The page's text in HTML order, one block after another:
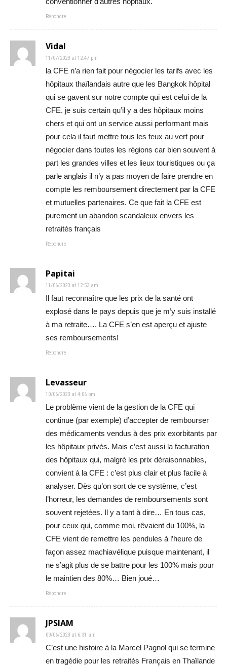
Répondre
Vidal
11/07/2023 at 12:47 pm
la CFE n’a rien fait pour négocier les tarifs avec les
hôpitaux thaïlandais autre que les Bangkok hôpital
qui se gavent sur notre compte qui est celui de la
CFE. je suis certain qu’il y a des hôpitaux moins
chers et qui ont un service aussi performant mais
pour cela il faut mettre tous les feux au vert pour
négocier dans toutes les régions car bien souvent à
part les grandes villes et les lieux touristiques ou ça
parle anglais il n’y a pas moyen de faire prendre en
compte les remboursement directement par la CFE
et mutuelles partenaires. Ce que fait la CFE est
purement un abandon scandaleux envers les
retraités français
Répondre
Papitai
11/06/2023 at 12:53 am
Il faut reconnaître que les prix de la santé ont
explosé dans le pays depuis que je m’y suis installé
à ma retraite…. La CFE s’en est aperçu et ajuste
ses remboursements!
Répondre
Levasseur
10/06/2023 at 4:06 pm
Le problème vient de la gestion de la CFE qui
continue (par exemple) d’accepter de rembourser
des médicaments vendus à des prix exorbitants par
les hôpitaux privés. Mais c’est aussi la facturation
des hôpitaux qui, malgré les prix déraisonnables,
convient à la CFE : c’est plus clair et plus facile à
analyser. Dès qu’on sort de ce système, c’est
l’horreur, les demandes de remboursements sont
souvent rejetées. Il y a tant à dire… En tous cas,
pour ceux qui, comme moi, rêvaient du 100%, la
CFE vient de remettre les pendules à l’heure de
façon assez machiavélique puisque maintenant, il
ne s’agit plus de se battre pour les 100% mais pour
le maintien des 80%… Bien joué…
Répondre
JPSIAM
09/06/2023 at 6:31 am
C’est une histoire à la Marcel Pagnol qui se termine
en tragédie pour les retraités Français en Thaïlande